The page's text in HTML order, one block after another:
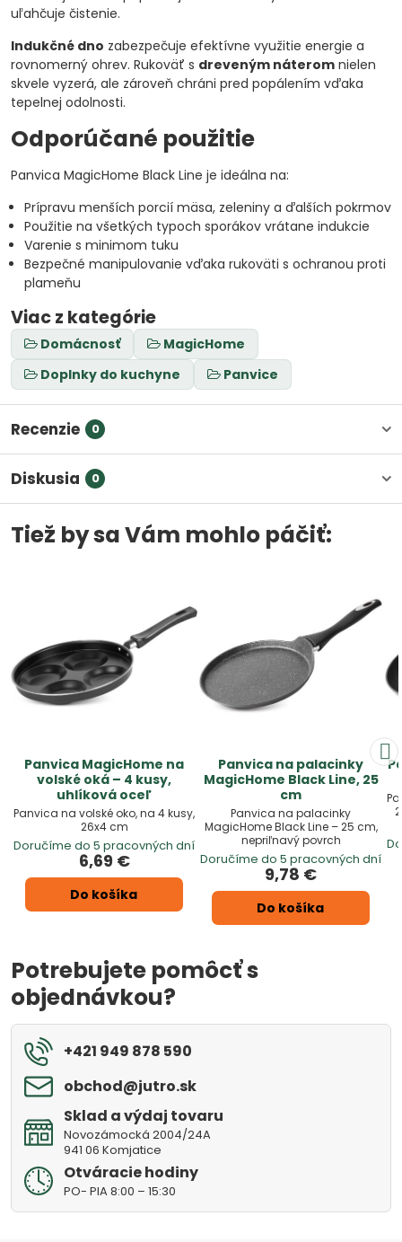
uľahčuje čistenie.
Indukčné dno zabezpečuje efektívne využitie energie a
rovnomerný ohrev. Rukoväť s dreveným náterom nielen
skvele vyzerá, ale zároveň chráni pred popálením vďaka
tepelnej odolnosti.
Odporúčané použitie
Panvica MagicHome Black Line je ideálna na:
Prípravu menších porcií mäsa, zeleniny a ďalších pokrmov
Použitie na všetkých typoch sporákov vrátane indukcie
Varenie s minimom tuku
Bezpečné manipulovanie vďaka rukoväti s ochranou proti
plameňu
Viac z kategórie
Domácnosť
MagicHome
Doplnky do kuchyne
Panvice
Recenzie 0
Diskusia 0
Tiež by sa Vám mohlo páčiť:
Panvica MagicHome na
volské oká – 4 kusy,
uhlíková oceľ
Panvica na volské oko, na 4 kusy,
26x4 cm
Doručíme do 5 pracovných dní
6,69 €
Do košíka
Panvica na palacinky
MagicHome Black Line, 25
cm
Panvica na palacinky
MagicHome Black Line – 25 cm,
nepriľnavý povrch
Doručíme do 5 pracovných dní
9,78 €
Do košíka
Potrebujete pomôcť s
objednávkou?
+421 949 878 590
obchod​@jutro​.sk
Sklad a výdaj tovaru
Novozámocká 2004/24A
941 06 Komjatice
Otváracie hodiny
PO- PIA 8:00 – 15:30